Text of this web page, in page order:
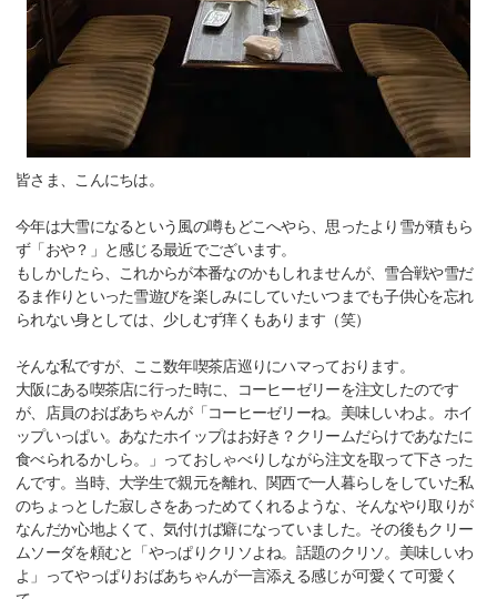
皆さま、こんにちは。
今年は大雪になるという風の噂もどこへやら、思ったより雪が積もら
ず「おや？」と感じる最近でございます。
もしかしたら、これからが本番なのかもしれませんが、雪合戦や雪だ
るま作りといった雪遊びを楽しみにしていたいつまでも子供心を忘れ
られない身としては、少しむず痒くもあります（笑）
そんな私ですが、ここ数年喫茶店巡りにハマっております。
大阪にある喫茶店に行った時に、コーヒーゼリーを注文したのです
が、店員のおばあちゃんが「コーヒーゼリーね。美味しいわよ。ホイ
ップいっぱい。あなたホイップはお好き？クリームだらけであなたに
食べられるかしら。」っておしゃべりしながら注文を取って下さった
んです。当時、大学生で親元を離れ、関西で一人暮らしをしていた私
のちょっとした寂しさをあっためてくれるような、そんなやり取りが
なんだか心地よくて、気付けば癖になっていました。その後もクリー
ムソーダを頼むと「やっぱりクリソよね。話題のクリソ。美味しいわ
よ」ってやっぱりおばあちゃんが一言添える感じが可愛くて可愛く